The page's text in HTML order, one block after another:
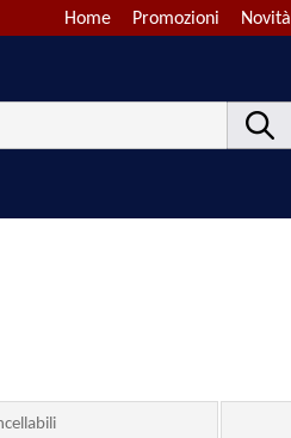
Novità
Promozioni
Home